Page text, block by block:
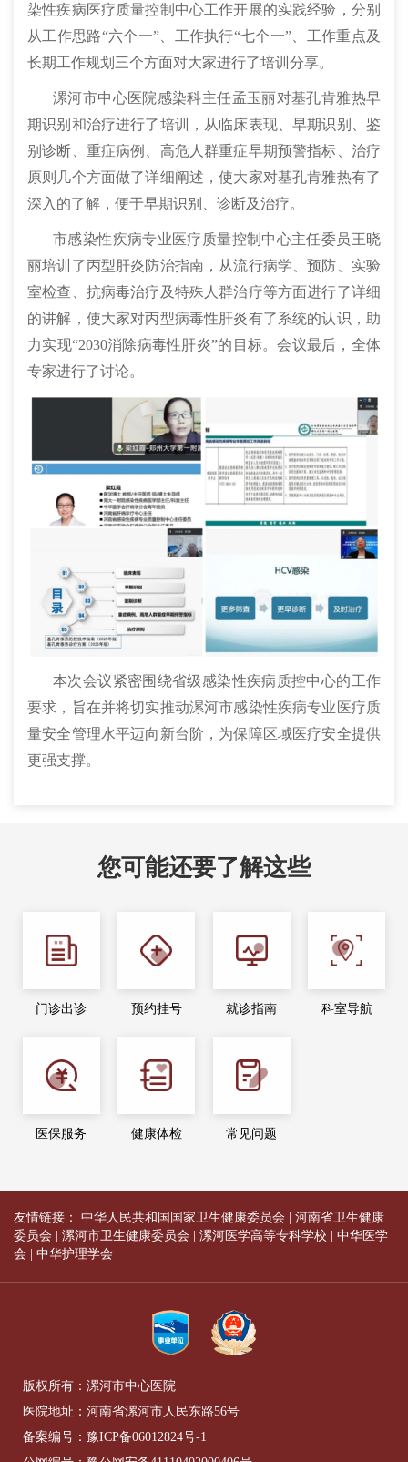
染性疾病医疗质量控制中心工作开展的实践经验，分别
从工作思路“六个一”、工作执行“七个一”、工作重点及
长期工作规划三个方面对大家进行了培训分享。
漯河市中心医院感染科主任孟玉丽对基孔肯雅热早
期识别和治疗进行了培训，从临床表现、早期识别、鉴
别诊断、重症病例、高危人群重症早期预警指标、治疗
原则几个方面做了详细阐述，使大家对基孔肯雅热有了
深入的了解，便于早期识别、诊断及治疗。
市感染性疾病专业医疗质量控制中心主任委员王晓
丽培训了丙型肝炎防治指南，从流行病学、预防、实验
室检查、抗病毒治疗及特殊人群治疗等方面进行了详细
的讲解，使大家对丙型病毒性肝炎有了系统的认识，助
力实现“2030消除病毒性肝炎”的目标。会议最后，全体
专家进行了讨论。
本次会议紧密围绕省级感染性疾病质控中心的工作
要求，旨在并将切实推动漯河市感染性疾病专业医疗质
量安全管理水平迈向新台阶，为保障区域医疗安全提供
更强支撑。
您可能还要了解这些
门诊出诊 预约挂号 就诊指南 科室导航
医保服务 健康体检 常见问题
友情链接： 中华人民共和国国家卫生健康委员会 | 河南省卫生健康
委员会 | 漯河市卫生健康委员会 | 漯河医学高等专科学校 | 中华医学
会 | 中华护理学会
版权所有：漯河市中心医院
医院地址：河南省漯河市人民东路56号
备案编号： 豫ICP备06012824号-1